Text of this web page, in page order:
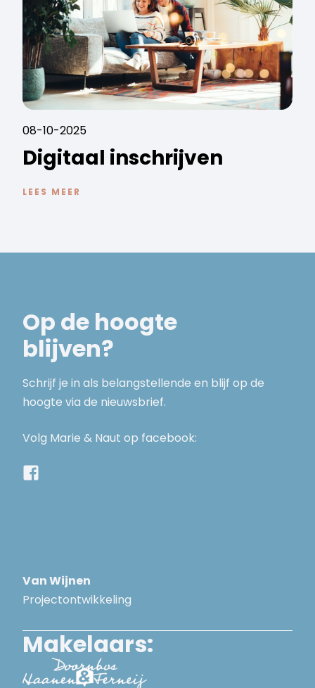
08-10-2025
Digitaal inschrijven
LEES MEER
Op de hoogte
blijven?
Schrijf je in als belangstellende en blijf op de
hoogte via de nieuwsbrief.
Volg Marie & Naut op facebook:
Van Wijnen
Projectontwikkeling
Makelaars: